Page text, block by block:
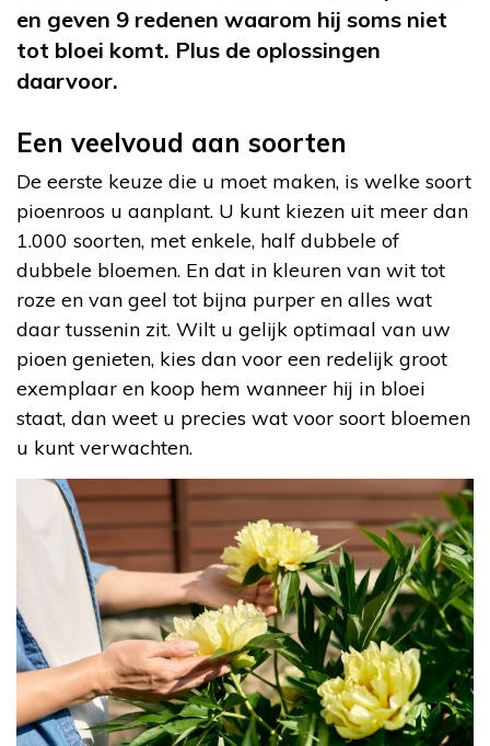
en geven 9 redenen waarom hij soms niet
tot bloei komt. Plus de oplossingen
daarvoor.
Een veelvoud aan soorten
De eerste keuze die u moet maken, is welke soort
pioenroos u aanplant. U kunt kiezen uit meer dan
1.000 soorten, met enkele, half dubbele of
dubbele bloemen. En dat in kleuren van wit tot
roze en van geel tot bijna purper en alles wat
daar tussenin zit. Wilt u gelijk optimaal van uw
pioen genieten, kies dan voor een redelijk groot
exemplaar en koop hem wanneer hij in bloei
staat, dan weet u precies wat voor soort bloemen
u kunt verwachten.